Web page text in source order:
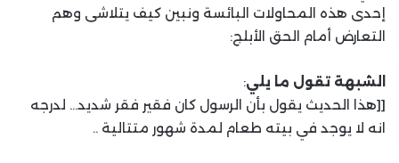
إحدى هذه المحاولات البائسة ونبين كيف يتلاشى وهم
التعارض أمام الحق الأبلج:
​الشبهة تقول ما يلي:
​[[هذا الحديث يقول بأن الرسول كان فقير فقر شديد… لدرجه
انه لا يوجد في بيته طعام لمدة شهور متتالية ..